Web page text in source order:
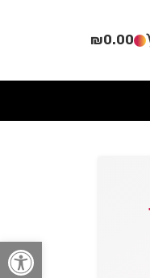
פתח
₪0.00